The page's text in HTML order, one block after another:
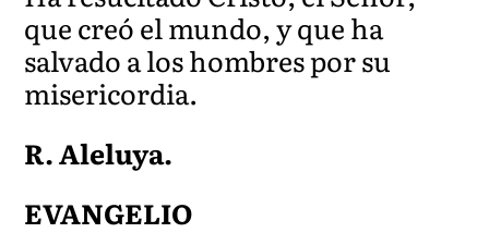
que creó el mundo, y que ha
salvado a los hombres por su
misericordia.
R. Aleluya.
EVANGELIO